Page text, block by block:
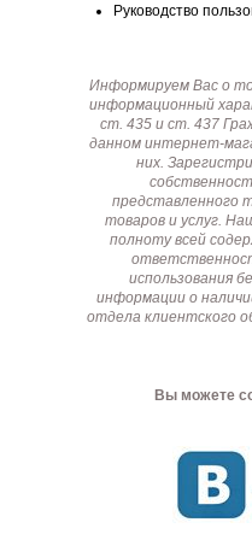
Руководство
Информируем Вас о
информационный
ст. 435 и ст. 437
данном интернет-
них.
представленного
товаров и услуг.
полноту всей
использования
информации о
отдела клиентского
Вы можете